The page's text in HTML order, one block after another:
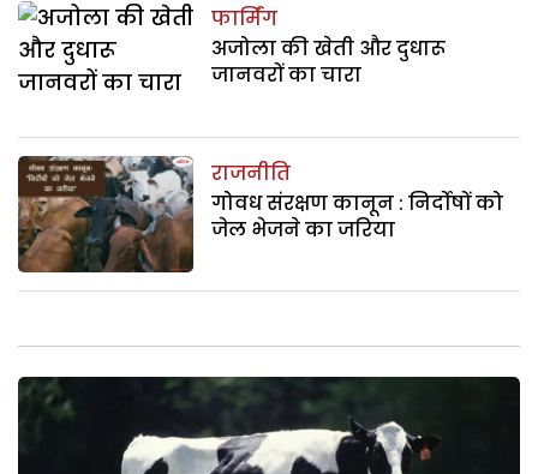
फार्मिंग
अजोला की खेती और दुधारू
जानवरों का चारा
राजनीति
गोवध संरक्षण कानून : निर्दोषों को
जेल भेजने का जरिया